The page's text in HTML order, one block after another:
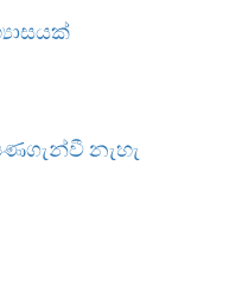
නැහැ